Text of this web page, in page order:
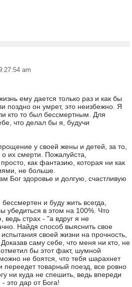
am
ему дается только раз и как бы
поздно он умрет, это неизбежно. Я
кто то был бессмертным. Для
что делал бы я, будучи
у своей жены и детей, за то,
их смерти. Пожалуйста,
как фантазию, которая ни как
не больше.
Бог здоровье и долгую, счастливую
и буду жить всегда,
убедиться в этом на 100%. Что
страх - "а вдруг я не
Найдя способ выяснить свое
своей жизни на прочность,
саму себе, что меня ни кто, не
бы этот факт, шумной
не боятся, что тебя шарахнет
переедет товарный поезд, все ровно
ни куда не спешить, ведь впереди
это дар от Бога!